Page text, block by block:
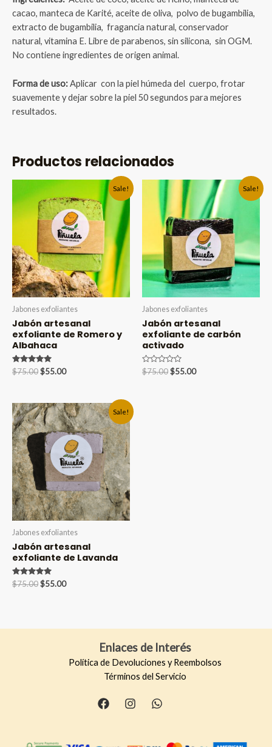
cacao, manteca de Karité, aceite de oliva, polvo de bugambilia,
extracto de bugambilia, fragancia natural, conservador
natural, vitamina E. Libre de parabenos, sin silicona, sin OGM.
No contiene ingredientes de origen animal.
Forma de uso:Aplicar con la piel húmeda del cuerpo, frotar
suavemente y dejar sobre la piel 50 segundos para mejores
resultados.
Productos relacionados
Sale!
Jabones exfoliantes
Jabón artesanal
exfoliante de Romero y
Albahaca
Valorado en
5.00
$75.00Original
$75.00.
$55.00Current
$55.00.
Sale!
Jabones exfoliantes
Jabón artesanal
exfoliante de carbón
activado
Valorado
en
$75.00Original
$55.00Current
Sale!
Jabones exfoliantes
Jabón artesanal
exfoliante de Lavanda
Valorado en
5.00
$75.00Original
$55.00Current
Enlaces de Interés
Política de Devoluciones y Reembolsos
Términos del Servicio